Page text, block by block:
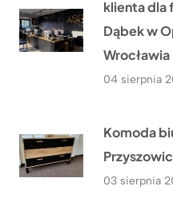
klienta dla
Dąbek w
Wrocławia
04 sierpnia
Komoda
03 sierpnia